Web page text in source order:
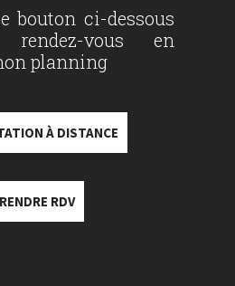
bouton ci-dessous
vous en
planning
À DISTANCE
RDV